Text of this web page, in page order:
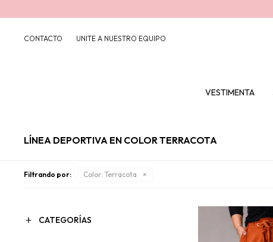
VESTIMENTA
CONTACTO UNITE A NUESTRO EQUIPO
LÍNEA DEPORTIVA EN COLOR TERRACOTA
Filtrando por: Color: Terracota
CATEGORÍAS